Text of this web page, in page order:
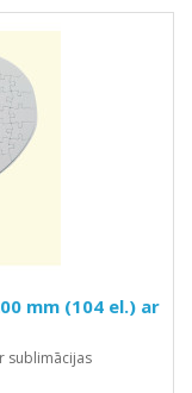
mm (104 el.) ar
sublimācijas